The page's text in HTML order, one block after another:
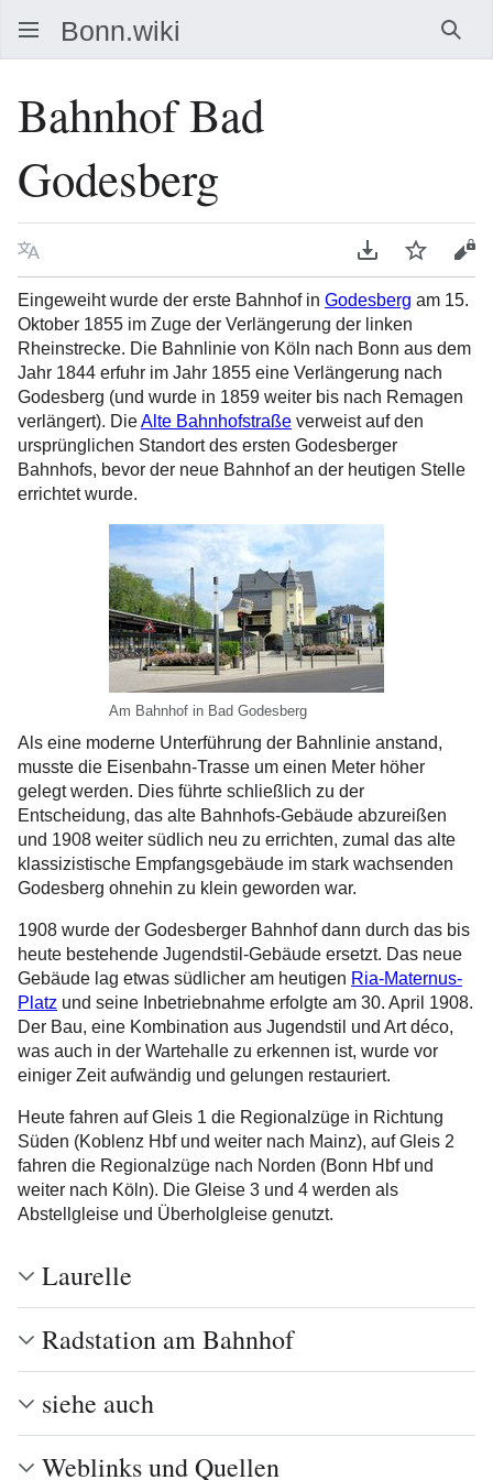
Bahnhof Bad
Godesberg
Sprache PDF
Eingeweiht wurde der erste Bahnhof in Godesberg am 15.
Oktober 1855 im Zuge der Verlängerung der linken
Rheinstrecke. Die Bahnlinie von Köln nach Bonn aus dem
Jahr 1844 erfuhr im Jahr 1855 eine Verlängerung nach
Godesberg (und wurde in 1859 weiter bis nach Remagen
verlängert). DieAlte Bahnhofstraße verweist auf den
ursprünglichen Standort des ersten Godesberger
Bahnhofs, bevor der neue Bahnhof an der heutigen Stelle
errichtet wurde.
Am Bahnhof in Bad Godesberg
Als eine moderne Unterführung der Bahnlinie anstand,
musste die Eisenbahn-Trasse um einen Meter höher
gelegt werden. Dies führte schließlich zu der
Entscheidung, das alte Bahnhofs-Gebäude abzureißen
und 1908 weiter südlich neu zu errichten, zumal das alte
klassizistische Empfangsgebäude im stark wachsenden
Godesberg ohnehin zu klein geworden war.
1908 wurde der Godesberger Bahnhof dann durch das bis
heute bestehende Jugendstil-Gebäude ersetzt. Das neue
Gebäude lag etwas südlicher am heutigen Ria-Maternus-
Platz und seine Inbetriebnahme erfolgte am 30. April 1908.
Der Bau, eine Kombination aus Jugendstil und Art déco,
was auch in der Wartehalle zu erkennen ist, wurde vor
einiger Zeit aufwändig und gelungen restauriert.
Heute fahren auf Gleis 1 die Regionalzüge in Richtung
Süden (Koblenz Hbf und weiter nach Mainz), auf Gleis 2
fahren die Regionalzüge nach Norden (Bonn Hbf und
weiter nach Köln). Die Gleise 3 und 4 werden als
Abstellgleise und Überholgleise genutzt.
Laurelle
Radstation am Bahnhof
siehe auch
Weblinks und Quellen